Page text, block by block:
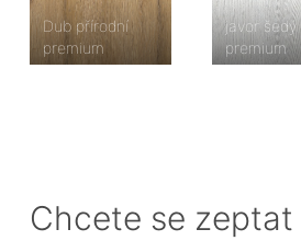
Dub přírodní
premium
javor šedý
premium
Chcete se